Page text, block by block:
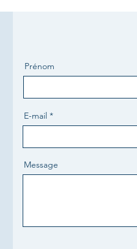
Prénom
E-mail
Message